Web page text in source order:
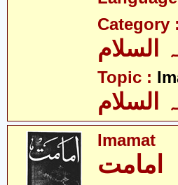
Category :
Topic :
السلام
Imamat
امامت